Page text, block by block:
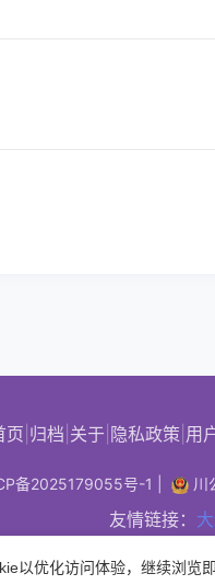
页 归档 关于 隐私政策 用
备2025179055号-1 川
友情链接：
以优化访问体验，继续浏览